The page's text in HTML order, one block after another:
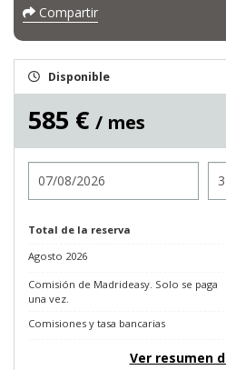
Compartir
Disponible
585 € / mes
Total de la reserva
Agosto 2026
Comisión de Madrideasy. Solo se paga
una vez.
Comisiones y tasa bancarias
Ver resumen